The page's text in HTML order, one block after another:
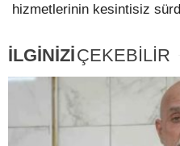
hizmetlerinin kesintisiz
İLGİNİZİÇEKEBİLİR